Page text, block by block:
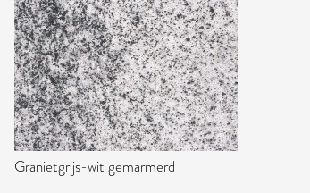
Granietgrijs-wit gemarmerd